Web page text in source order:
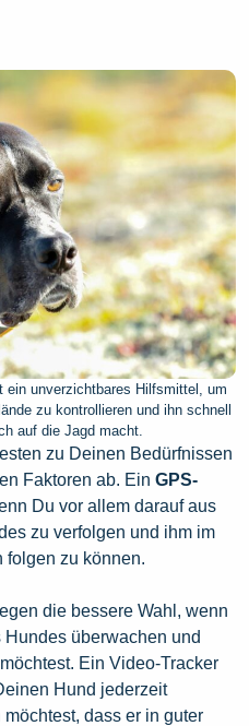
ein unverzichtbares Hilfsmittel, um
zu kontrollieren und ihn schnell
auf die Jagd macht.
zu Deinen Bedürfnissen
Faktoren ab. Ein GPS-
Du vor allem darauf aus
zu verfolgen und ihm im
folgen zu können.
die bessere Wahl, wenn
überwachen und
Ein Video-Tracker
Hund jederzeit
dass er in guter